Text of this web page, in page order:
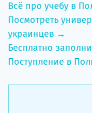
Всё про учебу в
Посмотреть
украинцев →
Бесплатно
Поступление в